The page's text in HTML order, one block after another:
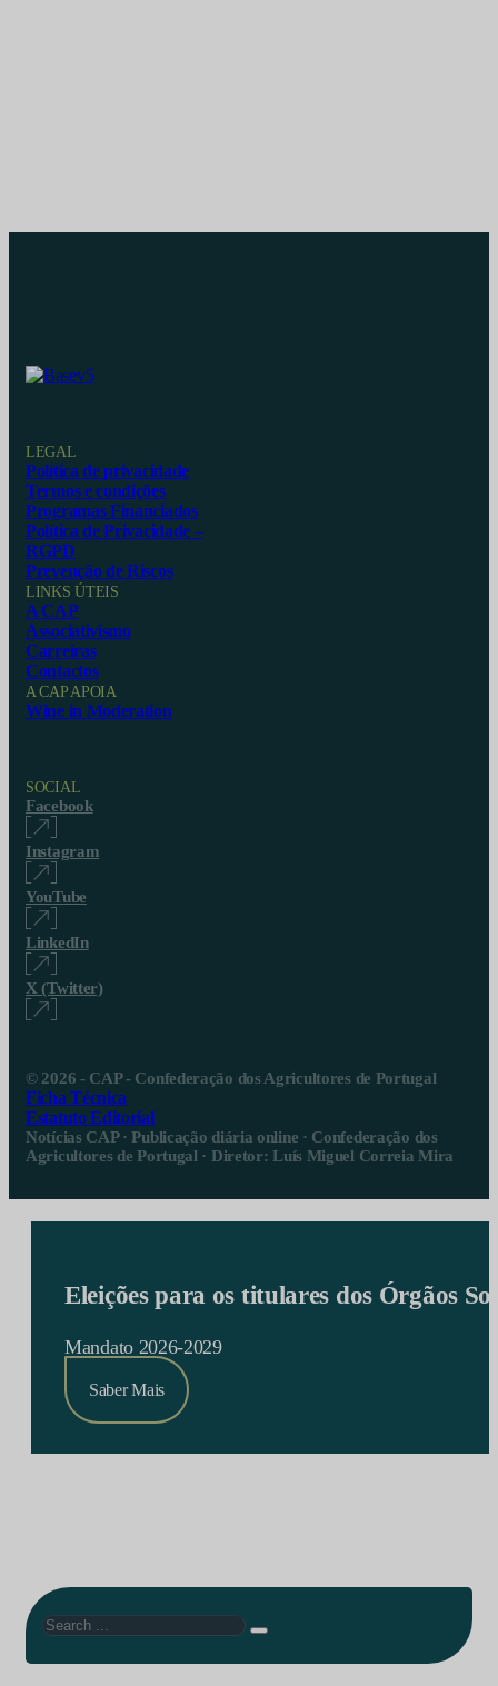
LEGAL
Política de privacidade
Termos e condições
Programas Financiados
Política de Privacidade –
RGPD
Prevenção de Riscos
LINKS ÚTEIS
A CAP
Associativismo
Carreiras
Contactos
A CAP APOIA
Wine in Moderation
SOCIAL
Facebook
Instagram
YouTube
LinkedIn
X (Twitter)
© 2026 - CAP - Confederação dos Agricultores de Portugal
Ficha Técnica
Estatuto Editorial
Notícias CAP · Publicação diária online · Confederação dos
Agricultores de Portugal · Diretor: Luís Miguel Correia Mira
Eleições para os titulares dos Órgãos
Mandato 2026-2029
Saber Mais
Search